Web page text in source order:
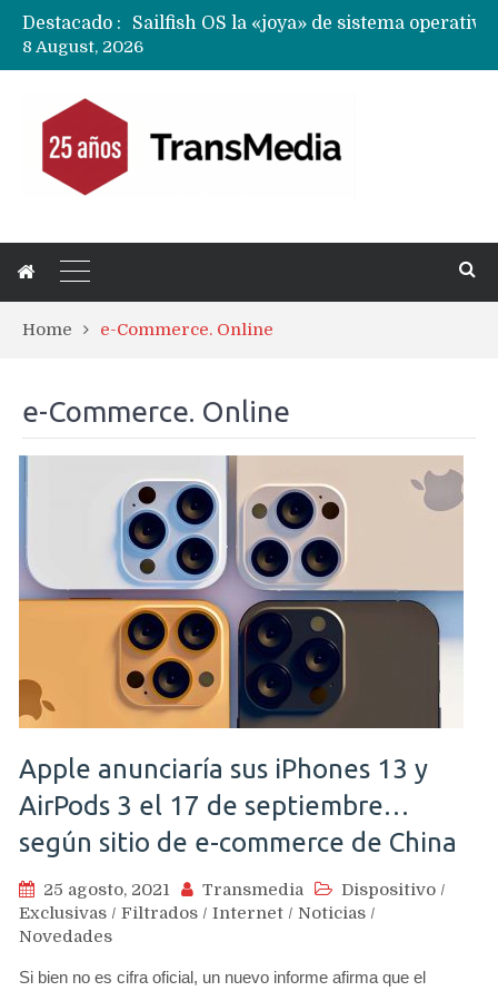
Destacado :
8 August, 2026
Home e-Commerce. Online
e-Commerce. Online
Apple anunciaría sus iPhones 13 y
AirPods 3 el 17 de septiembre…
según sitio de e-commerce de China
25 agosto, 2021 Transmedia Dispositivo /
Exclusivas / Filtrados / Internet / Noticias /
Novedades
Si bien no es cifra oficial, un nuevo informe afirma que el